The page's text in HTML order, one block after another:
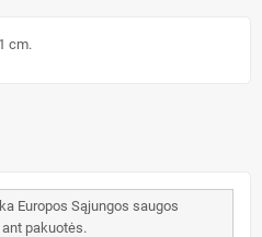
cm.
Europos Sąjungos saugos
pakuotės.